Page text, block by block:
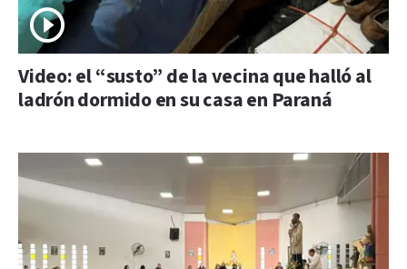
Video: el “susto” de la vecina que halló al
ladrón dormido en su casa en Paraná